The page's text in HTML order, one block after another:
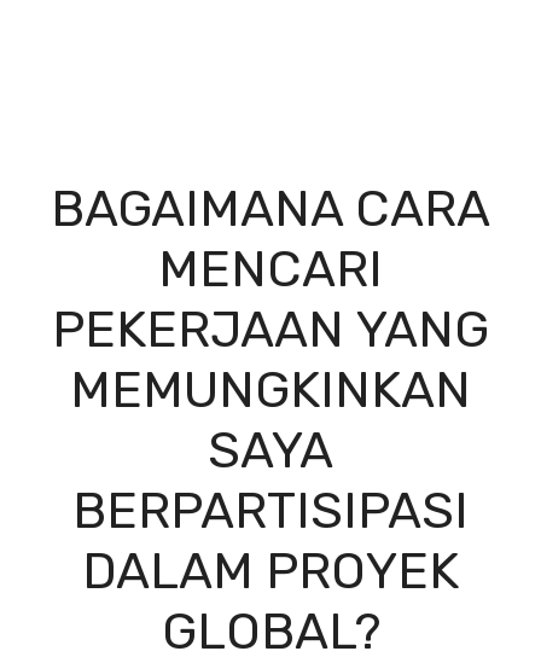
BAGAIMANA CARA
MENCARI
PEKERJAAN YANG
MEMUNGKINKAN
SAYA
BERPARTISIPASI
DALAM PROYEK
GLOBAL?